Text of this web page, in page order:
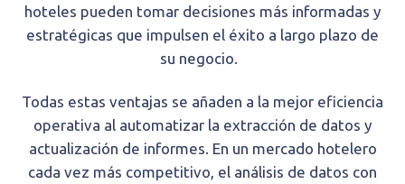
hoteles pueden tomar decisiones más informadas y
estratégicas que impulsen el éxito a largo plazo de
su negocio.
Todas estas ventajas se añaden a la mejor eficiencia
operativa al automatizar la extracción de datos y
actualización de informes. En un mercado hotelero
cada vez más competitivo, el análisis de datos con